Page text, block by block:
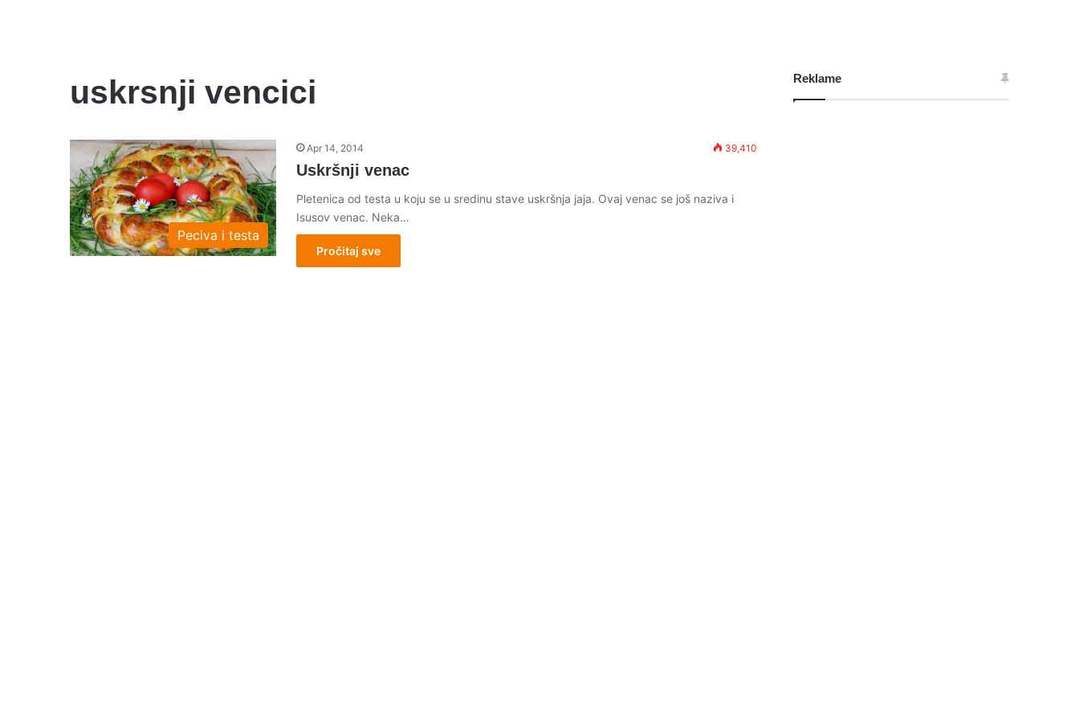
uskrsnji vencici
Peciva i testa
Apr 14, 2014 39,410
Uskršnji venac
Pletenica od testa u koju se u sredinu stave uskršnja jaja. Ovaj venac se još naziva i
Isusov venac. Neka…
Pročitaj sve
Reklame